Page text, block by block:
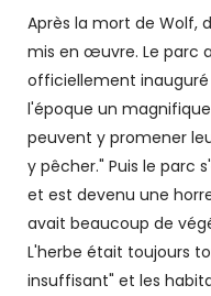
Après la mort de Wolf,
mis en œuvre. Le parc
officiellement
l'époque un
peuvent y promener
y pêcher." Puis le parc
et est devenu une
avait beaucoup de
L'herbe était toujours
insuffisant" et les